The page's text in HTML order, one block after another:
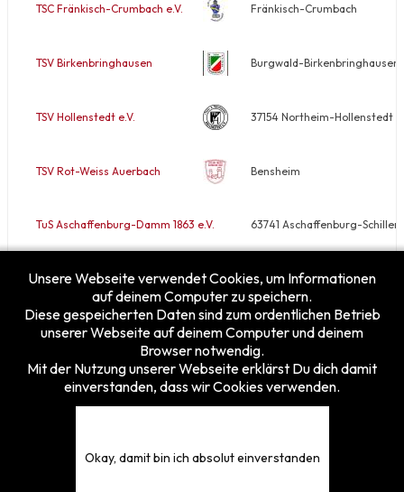
TSC Fränkisch-Crumbach e.V. Fränkisch-Crumbach
TSV Birkenbringhausen Burgwald-Birkenbringhausen
TSV Hollenstedt e.V. 37154 Northeim-Hollenstedt
TSV Rot-Weiss Auerbach Bensheim
TuS Aschaffenburg-Damm 1863 e.V. 63741 Aschaffenburg-
VfB Rodheim/Horloff e.V. 35410 Hungen-Rodheim
Besucherzähler
Heute
15
Diesen Monat
187
Unsere Webseite verwendet Cookies, um Informationen
auf deinem Computer zu speichern.
Diese gespeicherten Daten sind zum ordentlichen Betrieb
unserer Webseite auf deinem Computer und deinem
Browser notwendig.
Mit der Nutzung unserer Webseite erklärst Du dich damit
einverstanden, dass wir Cookies verwenden.
Okay, damit bin ich absolut einverstanden